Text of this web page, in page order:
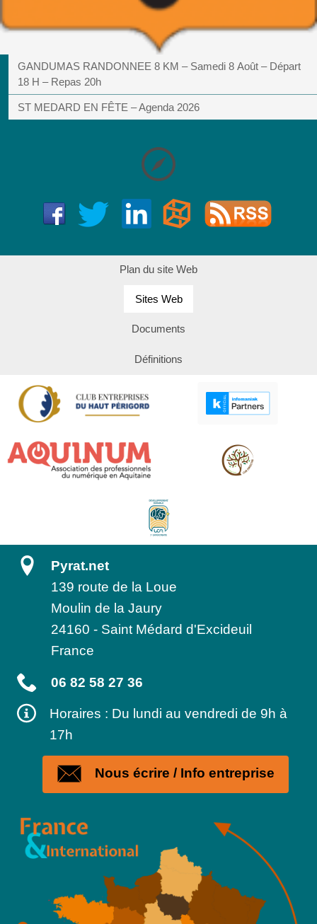
GANDUMAS RANDONNEE 8 KM – Samedi 8 Août – Départ
18 H – Repas 20h
ST MEDARD EN FÊTE – Agenda 2026
Plan du site Web
Sites Web
Documents
Définitions
Pyrat.net
139 route de la Loue
Moulin de la Jaury
24160 - Saint Médard d'Excideuil
France
06 82 58 27 36
Horaires : Du lundi au vendredi de 9h à
17h
Nous écrire / Info entreprise